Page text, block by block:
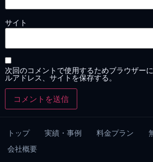
サイト
次回のコメントで使用するためブラウザー
ルアドレス、サイトを保存する。
トップ 実績・事例 料金プラン
会社概要